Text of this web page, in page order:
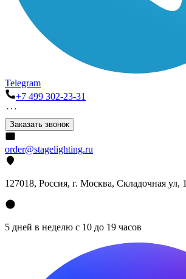
Telegram
+7 499 302-23-31
Заказать звонок
order@stagelighting.ru
127018, Россия, г. Москва, Складочная ул, 1
5 дней в неделю с 10 до 19 часов